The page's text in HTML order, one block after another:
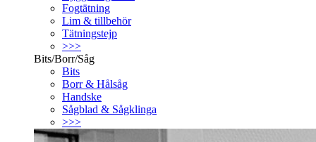
Fogtätning
Lim & tillbehör
Tätningstejp
>>>
Bits/Borr/Såg
Bits
Borr & Hålsåg
Handske
Sågblad & Sågklinga
>>>